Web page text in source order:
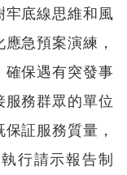
底線思維和風
急預案演練，
保遇有突發事
務群眾的單位
証服務質量，
行請示報告制